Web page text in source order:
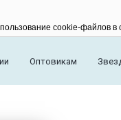
cookie-файлов в
Оптовикам